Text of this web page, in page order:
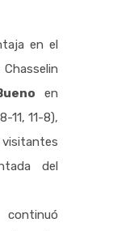
en el
en
11, 11-8),
visitantes
del